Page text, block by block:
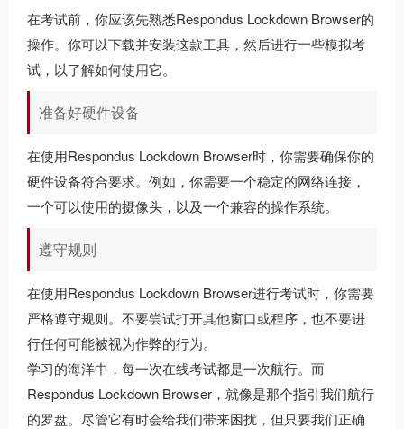
在考试前，你应该先熟悉Respondus Lockdown Browser的
操作。你可以下载并安装这款工具，然后进行一些模拟考
试，以了解如何使用它。
准备好硬件设备
在使用Respondus Lockdown Browser时，你需要确保你的
硬件设备符合要求。例如，你需要一个稳定的网络连接，
一个可以使用的摄像头，以及一个兼容的操作系统。
遵守规则
在使用Respondus Lockdown Browser进行考试时，你需要
严格遵守规则。不要尝试打开其他窗口或程序，也不要进
行任何可能被视为作弊的行为。
学习的海洋中，每一次在线考试都是一次航行。而
Respondus Lockdown Browser，就像是那个指引我们航行
的罗盘。尽管它有时会给我们带来困扰，但只要我们正确